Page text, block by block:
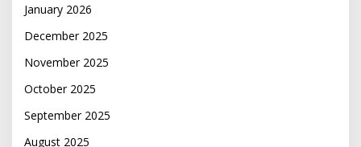
January 2026
December 2025
November 2025
October 2025
September 2025
August 2025